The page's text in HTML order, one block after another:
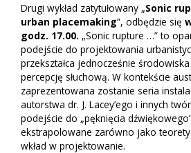
Drugi wykład zatytułowany „Sonic
urban placemaking”, odbędzie się
godz. 17.00. „Sonic rupture …” to
podejście do projektowania
przekształca jednocześnie
percepcję słuchową. W kontekście
zaprezentowana zostanie seria
autorstwa dr. J. Lacey’ego i innych
podejście do „pęknięcia
ekstrapolowane zarówno jako
wkład w projektowanie.